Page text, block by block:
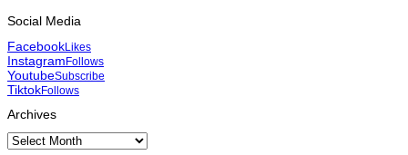
Social Media
FacebookLikes
InstagramFollows
YoutubeSubscribe
TiktokFollows
Archives
Archives